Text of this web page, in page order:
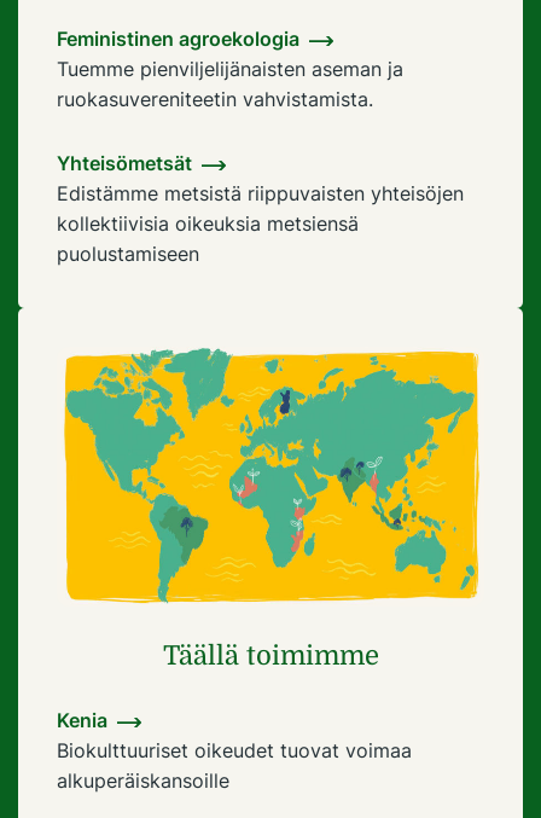
Feministinen agroekologia
Tuemme pienviljelijänaisten aseman ja
ruokasuvereniteetin vahvistamista.
Yhteisömetsät
Edistämme metsistä riippuvaisten yhteisöjen
kollektiivisia oikeuksia metsiensä
puolustamiseen
Täällä toimimme
Kenia
Biokulttuuriset oikeudet tuovat voimaa
alkuperäiskansoille